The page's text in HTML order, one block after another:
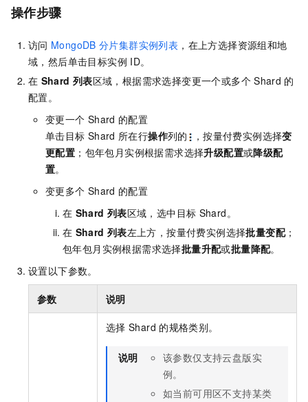
操作步骤
访问 MongoDB 分片集群实例列表 ，在上方选择资源组和地
域，然后单击目标实例 ID。
在 Shard 列表区域，根据需求选择变更一个或多个 Shard 的
配置。
变更一个 Shard 的配置
单击目标 Shard 所在行操作列的 ，按量付费实例选择变
更配置 ；包年包月实例根据需求选择升级配置或降级配
置。
变更多个 Shard 的配置
在 Shard 列表区域，选中目标 Shard。
在 Shard 列表左上方，按量付费实例选择批量变配；
包年包月实例根据需求选择批量升配或批量降配。
设置以下参数。
参数 说明
选择 Shard 的规格类别。
说明
该参数仅支持云盘版实
例。
如当前可用区不支持某类